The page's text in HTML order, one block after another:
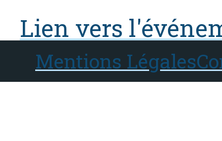
Lien vers
Mentions Légales